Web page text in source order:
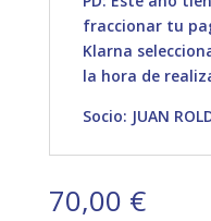
fraccionar tu
Klarna
la hora de
Socio: JUAN
70,00 €